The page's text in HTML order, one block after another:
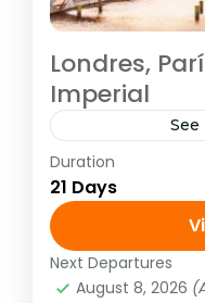
Londres,
Imperial
See
E4057
Europa,Europa
Europa
1 Person
Duration
21 Days
Next Departures
August 8, 2026